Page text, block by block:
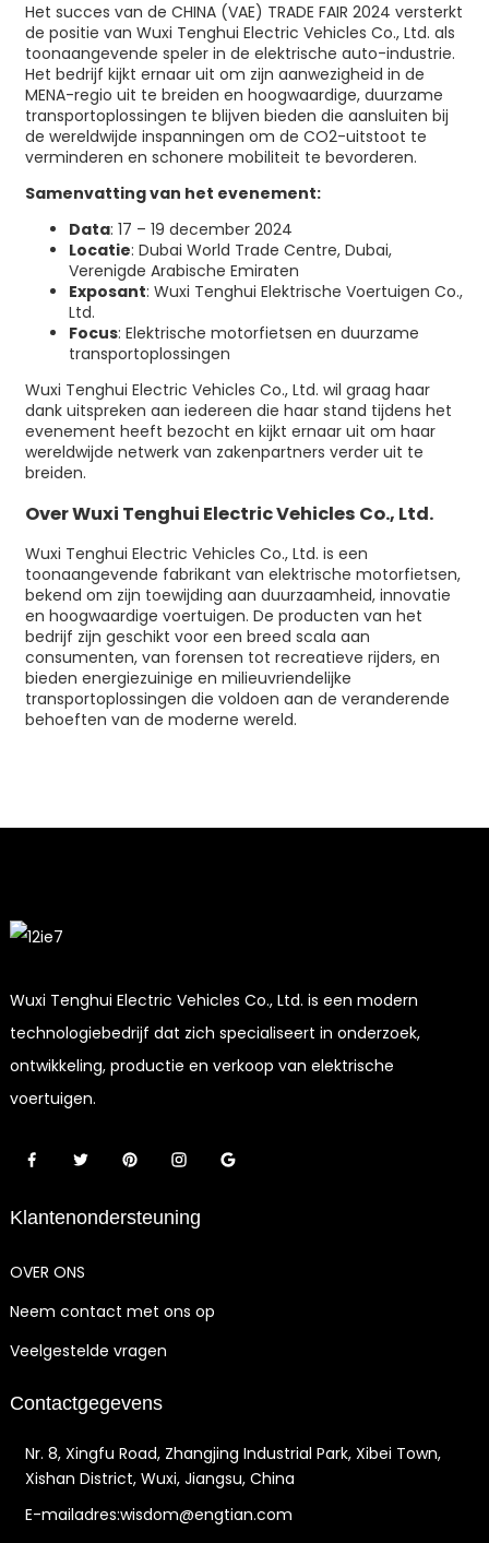
Het succes van de CHINA (VAE) TRADE FAIR 2024 versterkt
de positie van Wuxi Tenghui Electric Vehicles Co., Ltd. als
toonaangevende speler in de elektrische auto-industrie.
Het bedrijf kijkt ernaar uit om zijn aanwezigheid in de
MENA-regio uit te breiden en hoogwaardige, duurzame
transportoplossingen te blijven bieden die aansluiten bij
de wereldwijde inspanningen om de CO2-uitstoot te
verminderen en schonere mobiliteit te bevorderen.
Samenvatting van het evenement:
Data: 17 – 19 december 2024
Locatie: Dubai World Trade Centre, Dubai,
Verenigde Arabische Emiraten
Exposant: Wuxi Tenghui Elektrische Voertuigen Co.,
Ltd.
Focus: Elektrische motorfietsen en duurzame
transportoplossingen
Wuxi Tenghui Electric Vehicles Co., Ltd. wil graag haar
dank uitspreken aan iedereen die haar stand tijdens het
evenement heeft bezocht en kijkt ernaar uit om haar
wereldwijde netwerk van zakenpartners verder uit te
breiden.
Over Wuxi Tenghui Electric Vehicles Co., Ltd.
Wuxi Tenghui Electric Vehicles Co., Ltd. is een
toonaangevende fabrikant van elektrische motorfietsen,
bekend om zijn toewijding aan duurzaamheid, innovatie
en hoogwaardige voertuigen. De producten van het
bedrijf zijn geschikt voor een breed scala aan
consumenten, van forensen tot recreatieve rijders, en
bieden energiezuinige en milieuvriendelijke
transportoplossingen die voldoen aan de veranderende
behoeften van de moderne wereld.
Wuxi Tenghui Electric Vehicles Co., Ltd. is een modern
technologiebedrijf dat zich specialiseert in onderzoek,
ontwikkeling, productie en verkoop van elektrische
voertuigen.
Klantenondersteuning
OVER ONS
Neem contact met ons op
Veelgestelde vragen
Contactgegevens
Nr. 8, Xingfu Road, Zhangjing Industrial Park, Xibei Town,
Xishan District, Wuxi, Jiangsu, China
E-mailadres:wisdom@engtian.com